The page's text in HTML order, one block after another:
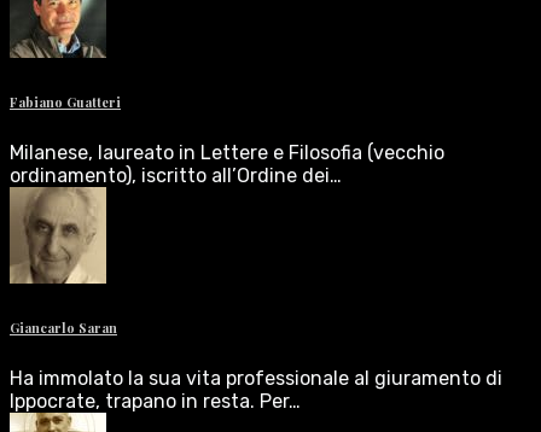
Fabiano Guatteri
Milanese, laureato in Lettere e Filosofia (vecchio
ordinamento), iscritto all’Ordine dei…
Giancarlo Saran
Ha immolato la sua vita professionale al giuramento di
Ippocrate, trapano in resta. Per…